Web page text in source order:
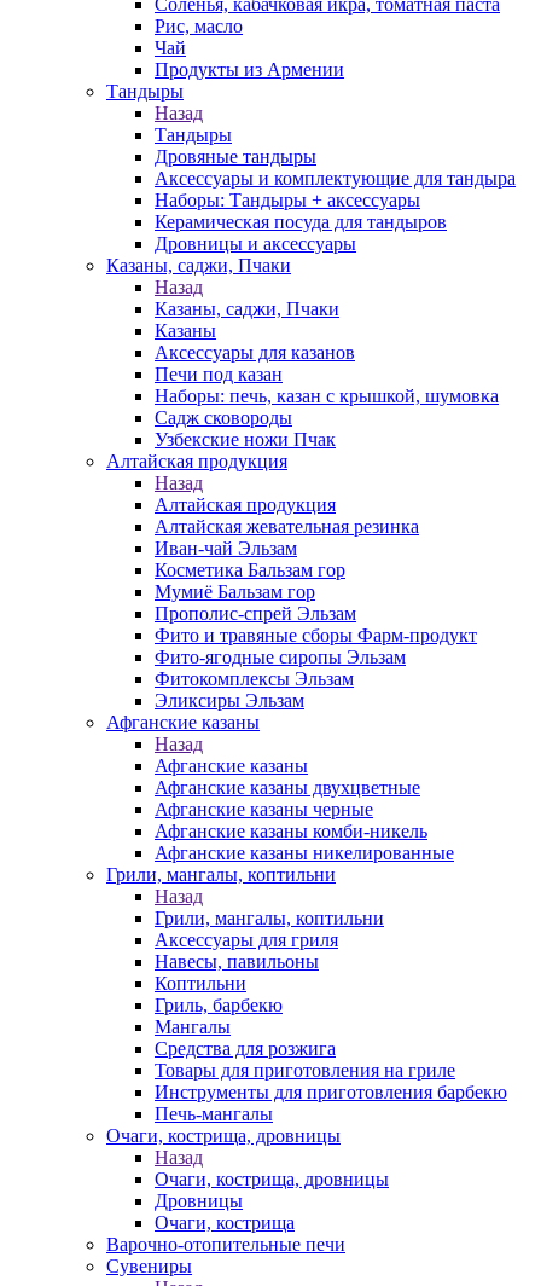
Соленья, кабачковая икра, томатная паста
Рис, масло
Чай
Продукты из Армении
Тандыры
Назад
Тандыры
Дровяные тандыры
Аксессуары и комплектующие для тандыра
Наборы: Тандыры + аксессуары
Керамическая посуда для тандыров
Дровницы и аксессуары
Казаны, саджи, Пчаки
Назад
Казаны, саджи, Пчаки
Казаны
Аксессуары для казанов
Печи под казан
Наборы: печь, казан с крышкой, шумовка
Садж сковороды
Узбекские ножи Пчак
Алтайская продукция
Назад
Алтайская продукция
Алтайская жевательная резинка
Иван-чай Эльзам
Косметика Бальзам гор
Мумиё Бальзам гор
Прополис-спрей Эльзам
Фито и травяные сборы Фарм-продукт
Фито-ягодные сиропы Эльзам
Фитокомплексы Эльзам
Эликсиры Эльзам
Афганские казаны
Назад
Афганские казаны
Афганские казаны двухцветные
Афганские казаны черные
Афганские казаны комби-никель
Афганские казаны никелированные
Грили, мангалы, коптильни
Назад
Грили, мангалы, коптильни
Аксессуары для гриля
Навесы, павильоны
Коптильни
Гриль, барбекю
Мангалы
Средства для розжига
Товары для приготовления на гриле
Инструменты для приготовления барбекю
Печь-мангалы
Очаги, кострища, дровницы
Назад
Очаги, кострища, дровницы
Дровницы
Очаги, кострища
Варочно-отопительные печи
Сувениры